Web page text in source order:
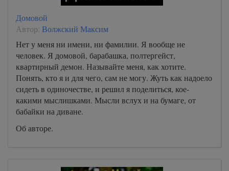
Домовой
Автор: Волжский Максим
Нет у меня ни имени, ни фамилии. Я вообще не
человек. Я домовой, барабашка, полтергейст,
квартирный демон. Называйте меня, как хотите.
Понять, кто я и для чего, сам не могу. Жуть как надоело
сидеть в одиночестве, и решил я поделиться, кое-
какими мыслишками. Мысли вслух и на бумаге, от
бабайки на диване.
Об авторе.